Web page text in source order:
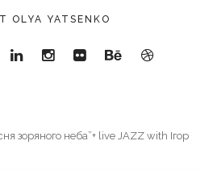
OLYA YATSENKO
зоряного неба”+ live JAZZ with Ігор